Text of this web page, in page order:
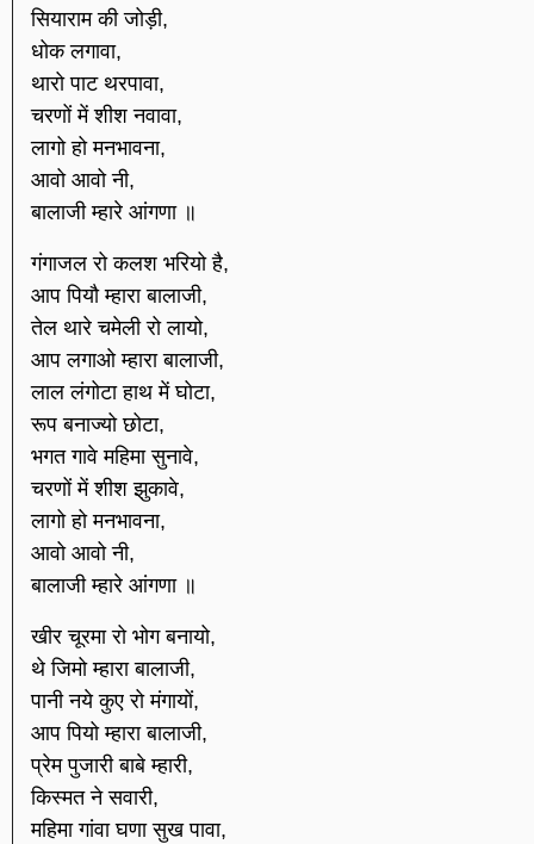
सियाराम की जोड़ी,
धोक लगावा,
थारो पाट थरपावा,
चरणों में शीश नवावा,
लागो हो मनभावना,
आवो आवो नी,
बालाजी म्हारे आंगणा ॥
गंगाजल रो कलश भरियो है,
आप पियौ म्हारा बालाजी,
तेल थारे चमेली रो लायो,
आप लगाओ म्हारा बालाजी,
लाल लंगोटा हाथ में घोटा,
रूप बनाज्यो छोटा,
भगत गावे महिमा सुनावे,
चरणों में शीश झुकावे,
लागो हो मनभावना,
आवो आवो नी,
बालाजी म्हारे आंगणा ॥
खीर चूरमा रो भोग बनायो,
थे जिमो म्हारा बालाजी,
पानी नये कुए रो मंगायों,
आप पियो म्हारा बालाजी,
प्रेम पुजारी बाबे म्हारी,
किस्मत ने सवारी,
महिमा गांवा घणा सुख पावा,